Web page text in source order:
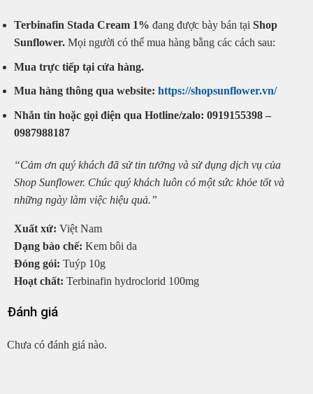
Terbinafin Stada Cream 1% đang được bày bán tại Shop
Sunflower. Mọi người có thể mua hàng bằng các cách sau:
Mua trực tiếp tại cửa hàng.
Mua hàng thông qua website: https://shopsunflower.vn/
Nhắn tin hoặc gọi điện qua Hotline/zalo: 0919155398 –
0987988187
“Cảm ơn quý khách đã sử tin tưởng và sử dụng dịch vụ của
Shop Sunflower. Chúc quý khách luôn có một sức khỏe tốt và
những ngày làm việc hiệu quả.”
Xuất xứ: Việt Nam
Dạng bào chế: Kem bôi da
Đóng gói: Tuýp 10g
Hoạt chất: Terbinafin hydroclorid 100mg
Đánh giá
Chưa có đánh giá nào.